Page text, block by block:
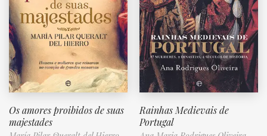
Os amores proibidos de suas
majestades
Rainhas Medievais de
Portugal